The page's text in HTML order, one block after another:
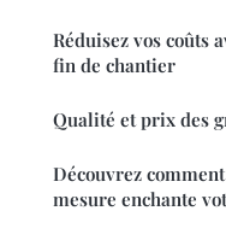
Réduisez vos coûts
fin de chantier
Qualité et prix des
Découvrez
mesure enchante